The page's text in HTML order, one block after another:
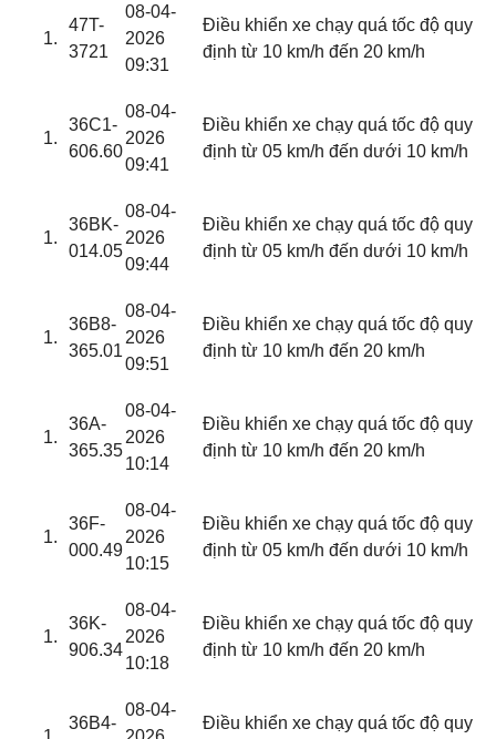
47T-
3721
08-04-
2026
09:31
Điều khiển xe chạy quá tốc độ quy
định từ 10 km/h đến 20 km/h
36C1-
606.60
08-04-
2026
09:41
Điều khiển xe chạy quá tốc độ quy
định từ 05 km/h đến dưới 10 km/h
36BK-
014.05
08-04-
2026
09:44
Điều khiển xe chạy quá tốc độ quy
định từ 05 km/h đến dưới 10 km/h
36B8-
365.01
08-04-
2026
09:51
Điều khiển xe chạy quá tốc độ quy
định từ 10 km/h đến 20 km/h
36A-
365.35
08-04-
2026
10:14
Điều khiển xe chạy quá tốc độ quy
định từ 10 km/h đến 20 km/h
36F-
000.49
08-04-
2026
10:15
Điều khiển xe chạy quá tốc độ quy
định từ 05 km/h đến dưới 10 km/h
36K-
906.34
08-04-
2026
10:18
Điều khiển xe chạy quá tốc độ quy
định từ 10 km/h đến 20 km/h
36B4-
08-04-
Điều khiển xe chạy quá tốc độ quy